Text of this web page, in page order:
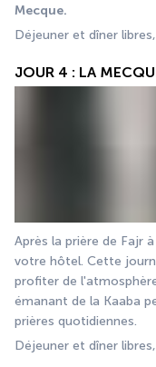
Mecque.
Déjeuner et dîner
JOUR 4 : LA
Après la prière de Fajr
votre hôtel. Cette
profiter de
émanant de la Kaaba
prières quotidiennes.
Déjeuner et dîner